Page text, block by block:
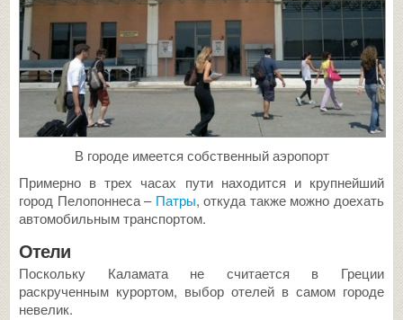
В городе имеется собственный аэропорт
Примерно в трех часах пути находится и крупнейший
город Пелопоннеса – Патры, откуда также можно доехать
автомобильным транспортом.
Отели
Поскольку Каламата не считается в Греции
раскрученным курортом, выбор отелей в самом городе
невелик.